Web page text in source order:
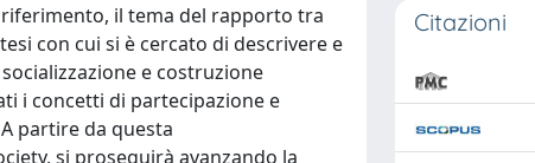
il tema del rapporto tra
con cui si è cercato di descrivere e
e costruzione
i concetti di partecipazione e
partire da questa
si proseguirà avanzando la
Citazioni